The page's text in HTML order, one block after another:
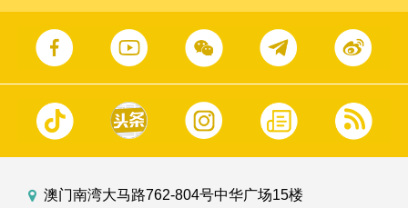
澳门南湾大马路762-804号中华广场15楼